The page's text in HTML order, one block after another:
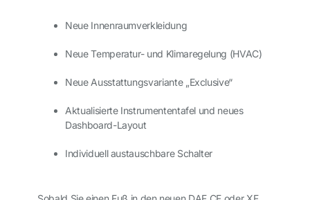
Neue Innenraumverkleidung
Neue Temperatur- und Klimaregelung (HVAC)
Neue Ausstattungsvariante „Exclusive“
Aktualisierte Instrumententafel und neues
Dashboard-Layout
Individuell austauschbare Schalter